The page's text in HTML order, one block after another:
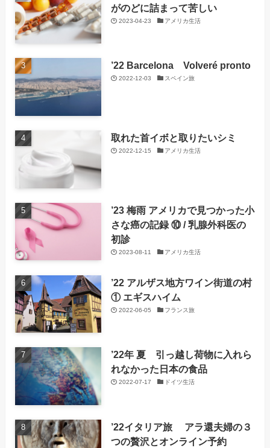
がのどに詰まって苦しい
2023-04-23 アメリカ生活
’22 Barcelona Volveré pronto
2022-12-03 スペイン旅
取れた首イボと取りたいシミ
2022-12-15 アメリカ生活
’23 梅雨 アメリカで見つかった小
さな癌の記録 ⑩ / 乳腺外科医の
初診
2023-08-11 アメリカ生活
’22 アルザス地方ワイン街道の村
① エギスハイム
2022-06-05 フランス旅
’22年 夏 引っ越し荷物に入れら
れなかった日本の食品
2022-07-17 ドイツ生活
’22イタリア旅 アラ還夫婦の３
つの贅沢とオンライン予約